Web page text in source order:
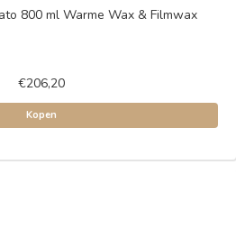
800 ml Warme Wax & Filmwax
€206,20
Kopen